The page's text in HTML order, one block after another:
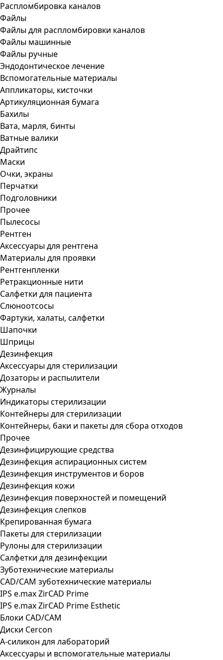
Распломбировка каналов
Файлы
Файлы для распломбировки каналов
Файлы машинные
Файлы ручные
Эндодонтическое лечение
Вспомогательные материалы
Аппликаторы, кисточки
Артикуляционная бумага
Бахилы
Вата, марля, бинты
Ватные валики
Драйтипс
Маски
Очки, экраны
Перчатки
Подголовники
Прочее
Пылесосы
Рентген
Аксессуары для рентгена
Материалы для проявки
Рентгенпленки
Ретракционные нити
Салфетки для пациента
Слюноотсосы
Фартуки, халаты, салфетки
Шапочки
Шприцы
Дезинфекция
Аксессуары для стерилизации
Дозаторы и распылители
Журналы
Индикаторы стерилизации
Контейнеры для стерилизации
Контейнеры, баки и пакеты для сбора отходов
Прочее
Дезинфицирующие средства
Дезинфекция аспирационных систем
Дезинфекция инструментов и боров
Дезинфекция кожи
Дезинфекция поверхностей и помещений
Дезинфекция слепков
Крепированная бумага
Пакеты для стерилизации
Рулоны для стерилизации
Салфетки для дезинфекции
Зуботехнические материалы
CAD/CAM зуботехнические материалы
IPS e.max ZirCAD Prime
IPS e.max ZirCAD Prime Esthetic
Блоки CAD/CAM
Диски Cercon
А-силикон для лабораторий
Аксессуары и вспомогательные материалы